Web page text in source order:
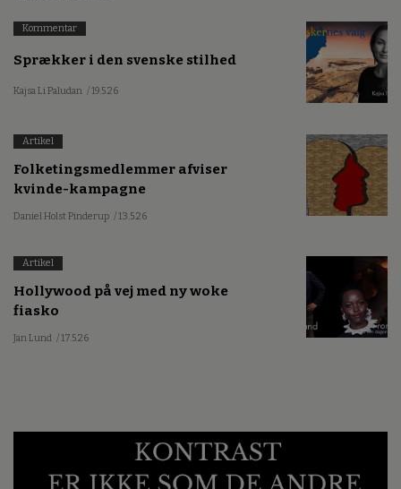
Kommentar
Sprækker i den svenske stilhed
Kajsa Li Paludan / 19.5.26
Artikel
Folketingsmedlemmer afviser
kvinde-kampagne
Daniel Holst Pinderup / 13.5.26
Artikel
Hollywood på vej med ny woke
fiasko
Jan Lund / 17.5.26